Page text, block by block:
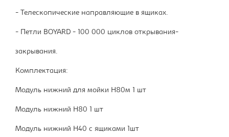
- Телескопические направляющие в ящиках.
- Петли BOYARD - 100 000 циклов открывания-
закрывания.
Комплектация:
Модуль нижний для мойки Н80м 1 шт
Модуль нижний Н80 1 шт
Модуль нижний Н40 с ящиками 1шт